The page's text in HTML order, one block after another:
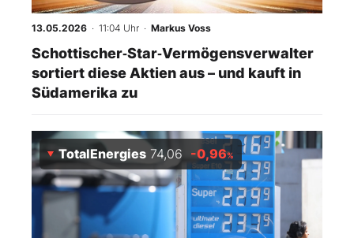
13.05.2026 · 11:04 Uhr · Markus Voss
Schottischer‑Star‑Vermögensverwalter
sortiert diese Aktien aus – und kauft in
Südamerika zu
TotalEnergies 74,06 -0,96%